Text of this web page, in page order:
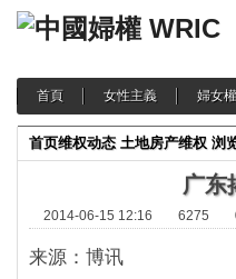
首頁 女性主義 婦女
首页维权动态 土地房产维权 浏
广东
2014-06-15 12:16 6275
来源：博讯